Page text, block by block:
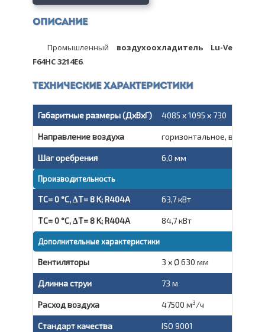
Описание
Промышленный воздухоохладитель Lu-Ve
F64HC 3214E6.
Технические характеристики
Габаритные размеры (ДxВxГ) 4085 x 1095 x 730
Направление воздуха горизонтальное,
Шаг оребрения 6,0 мм
Производительность
TC= 0 °C, ΔT= 8 K; R404A 63,7 кВт
TC= 0 °C, ΔT= 8 K; R404A 84,7 кВт
Дополнительные характеристики
Вентиляторы 3 x Ø 630 мм
Длинна струи 73 м
Расход воздуха 47500 м3/ч
Стандарт качества ISO 9001